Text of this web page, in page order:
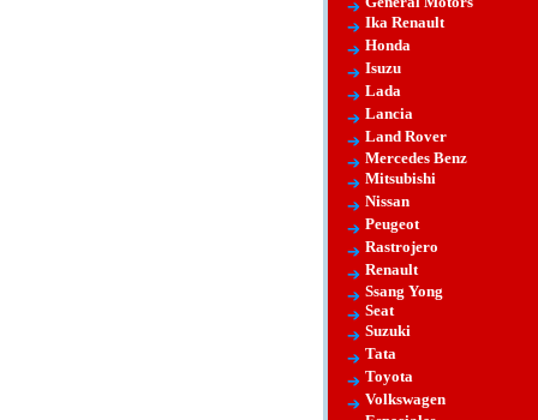
Ika Renault
Honda
Isuzu
Lada
Lancia
Land Rover
Mercedes Benz
Mitsubishi
Nissan
Peugeot
Rastrojero
Renault
Ssang Yong
Seat
Suzuki
Tata
Toyota
Volkswagen